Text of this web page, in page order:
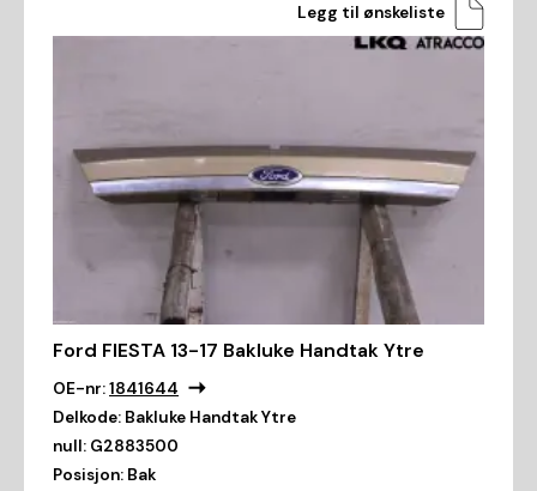
Legg til ønskeliste
Ford FIESTA 13-17 Bakluke Handtak Ytre
OE-nr:1841644
Delkode: Bakluke Handtak Ytre
null: G2883500
Posisjon: Bak